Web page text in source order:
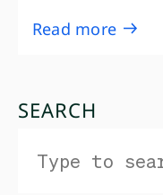
Read more
SEARCH